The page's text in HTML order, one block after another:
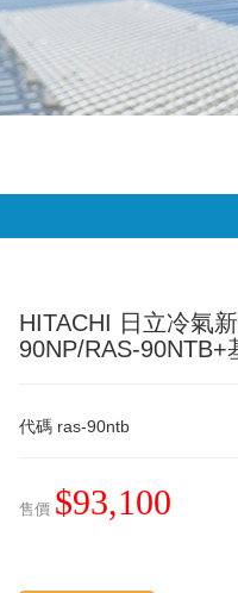
HITACHI 日立冷氣
90NP/RAS-90NTB+
代碼 ras-90ntb
售價 $93,100